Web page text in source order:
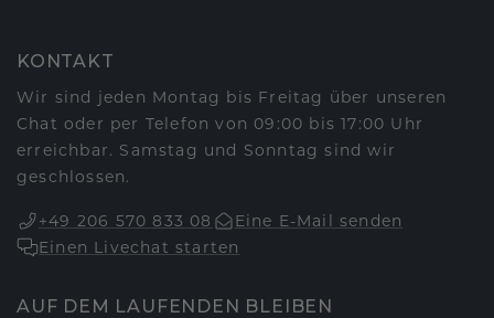
KONTAKT
Wir sind jeden Montag bis Freitag über unseren
Chat oder per Telefon von 09:00 bis 17:00 Uhr
erreichbar. Samstag und Sonntag sind wir
geschlossen.
+49 206 570 833 08
Eine E-Mail senden
Einen Livechat starten
AUF DEM LAUFENDEN BLEIBEN